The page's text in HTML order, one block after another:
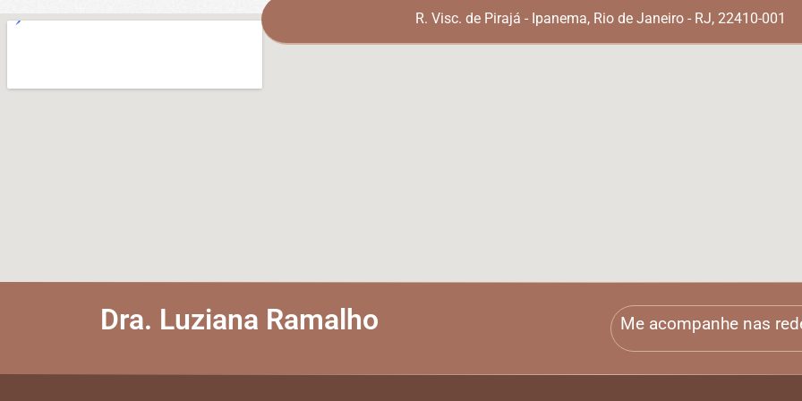
R. Visc. de Pirajá - Ipanema, Rio de Janeiro - RJ, 22410-001
Dra. Luziana Ramalho Me acompanhe nas